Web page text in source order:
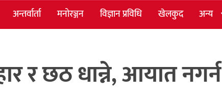
अन्तर्वार्ता मनोरञ्जन विज्ञान प्रविधि खेलकुद अन्य
र छठ धान्ने, आयात नगर्न